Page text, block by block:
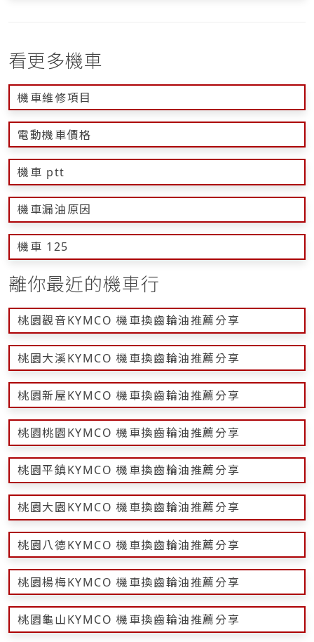
看更多機車
機車維修項目
電動機車價格
機車 ptt
機車漏油原因
機車 125
離你最近的機車行
桃園觀音KYMCO 機車換齒輪油推薦分享
桃園大溪KYMCO 機車換齒輪油推薦分享
桃園新屋KYMCO 機車換齒輪油推薦分享
桃園桃園KYMCO 機車換齒輪油推薦分享
桃園平鎮KYMCO 機車換齒輪油推薦分享
桃園大園KYMCO 機車換齒輪油推薦分享
桃園八德KYMCO 機車換齒輪油推薦分享
桃園楊梅KYMCO 機車換齒輪油推薦分享
桃園龜山KYMCO 機車換齒輪油推薦分享